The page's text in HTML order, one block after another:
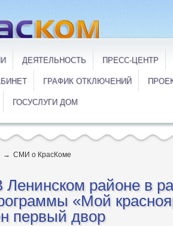
ДЕЯТЕЛЬНОСТЬ ПРЕСС-ЦЕНТР
ГРАФИК ОТКЛЮЧЕНИЙ
ГОСУСЛУГИ ДОМ
→ СМИ о КрасКоме
районе в
«Мой
первый двор